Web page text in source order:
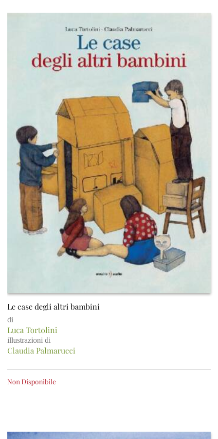
Le case degli altri bambini
di
Luca Tortolini
illustrazioni di
Claudia Palmarucci
Non Disponibile